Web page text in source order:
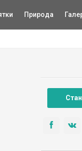
Природа